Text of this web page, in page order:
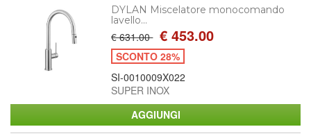
DYLAN Miscelatore monocomando
lavello...
€ 631.00 € 453.00
SCONTO 28%
SI-0010009X022
SUPER INOX